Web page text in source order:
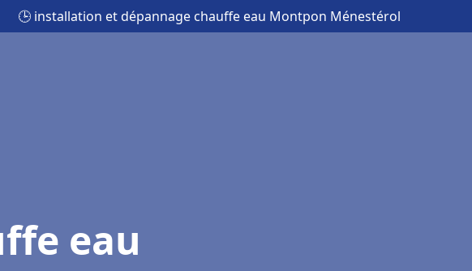
🕒 installation et dépannage chauffe eau Montpon Ménestérol
eau